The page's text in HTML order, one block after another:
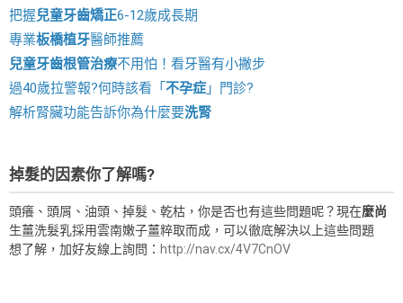
把握兒童牙齒矯正6-12歲成長期
專業板橋植牙醫師推薦
兒童牙齒根管治療不用怕！看牙醫有小撇步
過40歲拉警報?何時該看「 不孕症 」門診?
解析腎臟功能告訴你為什麼要洗腎
掉髮的因素你了解嗎?
頭癢、頭屑、油頭、掉髮、乾枯，你是否也有這些問題呢？現在麼尚
生薑洗髮乳採用雲南嫩子薑粹取而成，可以徹底解決以上這些問題
想了解，加好友線上詢問： http://nav.cx/4V7CnOV